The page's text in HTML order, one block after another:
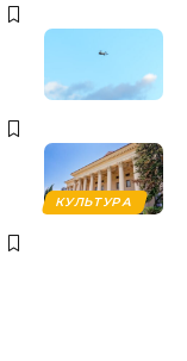
КУЛЬТУРА